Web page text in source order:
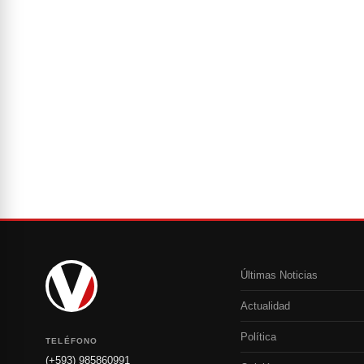
TELÉFONO
(+593) 985860991
Últimas Noticias
Actualidad
Política